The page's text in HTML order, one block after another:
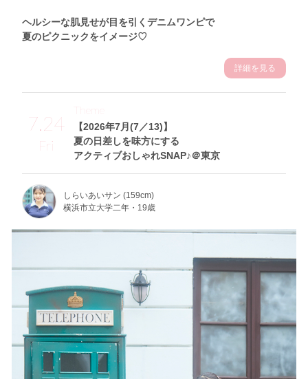
ヘルシーな肌見せが目を引くデニムワンピで
夏のピクニックをイメージ♡
詳細を見る
7.24
Fri
【2026年7月(7／13)】
夏の日差しを味方にする
アクティブおしゃれSNAP♪＠東京
Theme
しらいあいサン (159cm)
横浜市立大学二年・19歳